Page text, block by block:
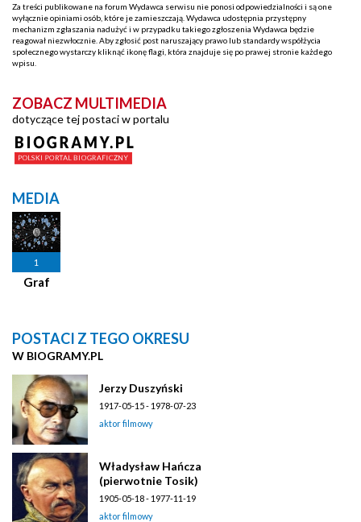
Za treści publikowane na forum Wydawca serwisu nie ponosi odpowiedzialności i są one
wyłącznie opiniami osób, które je zamieszczają. Wydawca udostępnia przystępny
mechanizm zgłaszania nadużyć i w przypadku takiego zgłoszenia Wydawca będzie
reagował niezwłocznie. Aby zgłosić post naruszający prawo lub standardy współżycia
społecznego wystarczy kliknąć ikonę flagi, która znajduje się po prawej stronie każdego
wpisu.
ZOBACZ MULTIMEDIA
dotyczące tej postaci w portalu
MEDIA
1
Graf
POSTACI Z TEGO OKRESU
W BIOGRAMY.PL
Jerzy Duszyński
1917-05-15 - 1978-07-23
aktor filmowy
Władysław Hańcza
(pierwotnie Tosik)
1905-05-18 - 1977-11-19
aktor filmowy